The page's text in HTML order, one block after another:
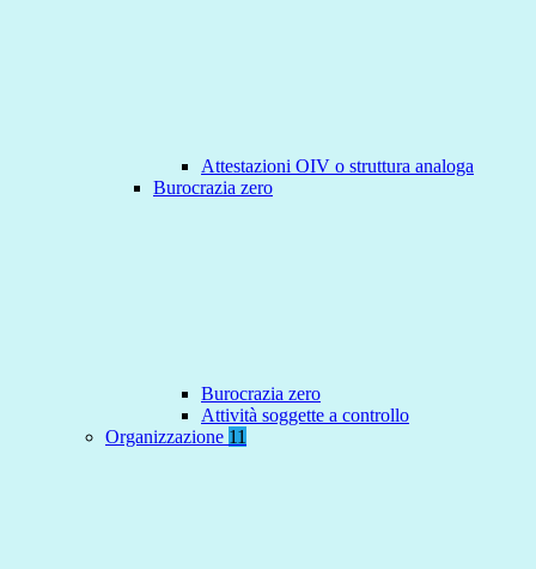
Attestazioni OIV o struttura analoga
Burocrazia zero
Burocrazia zero
Attività soggette a controllo
Organizzazione 11